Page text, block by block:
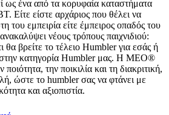
ως ένα από τα κορυφαία καταστήματα
Είτε είστε αρχάριος που θέλει να
του εμπειρία είτε έμπειρος οπαδός του
νέους τρόπους παιχνιδιού:
θα βρείτε το τέλειο Humbler για εσάς ή
κατηγορία Humbler μας. Η MEO®
την ποικιλία και τη διακριτική,
ώστε το humbler σας να φτάνει με
και αξιοπιστία.